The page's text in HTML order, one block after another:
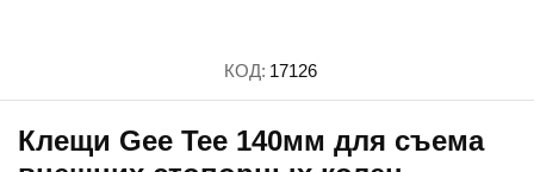
КОД: 17126
Клещи Gee Tee 140мм для съема